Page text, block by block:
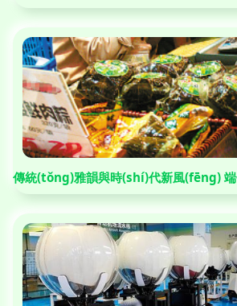
傳統(tǒng)雅韻與時(shí)代新風(fēng)